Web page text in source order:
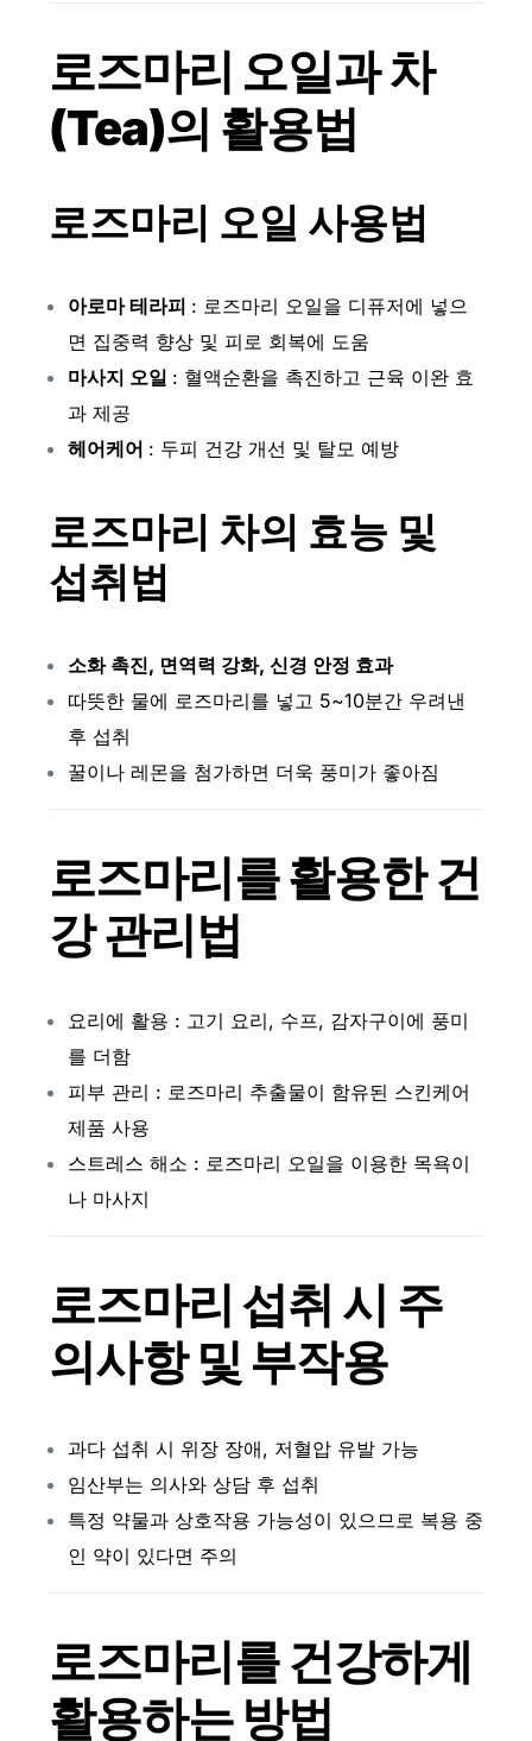
로즈마리 오일과 차
(Tea)의 활용법
로즈마리 오일 사용법
아로마 테라피 : 로즈마리 오일을 디퓨저에 넣으
면 집중력 향상 및 피로 회복에 도움
마사지 오일 : 혈액순환을 촉진하고 근육 이완 효
과 제공
헤어케어 : 두피 건강 개선 및 탈모 예방
로즈마리 차의 효능 및
섭취법
소화 촉진, 면역력 강화, 신경 안정 효과
따뜻한 물에 로즈마리를 넣고 5~10분간 우려낸
후 섭취
꿀이나 레몬을 첨가하면 더욱 풍미가 좋아짐
로즈마리를 활용한 건
강 관리법
요리에 활용 : 고기 요리, 수프, 감자구이에 풍미
를 더함
피부 관리 : 로즈마리 추출물이 함유된 스킨케어
제품 사용
스트레스 해소 : 로즈마리 오일을 이용한 목욕이
나 마사지
로즈마리 섭취 시 주
의사항 및 부작용
과다 섭취 시 위장 장애, 저혈압 유발 가능
임산부는 의사와 상담 후 섭취
특정 약물과 상호작용 가능성이 있으므로 복용 중
인 약이 있다면 주의
로즈마리를 건강하게
활용하는 방법